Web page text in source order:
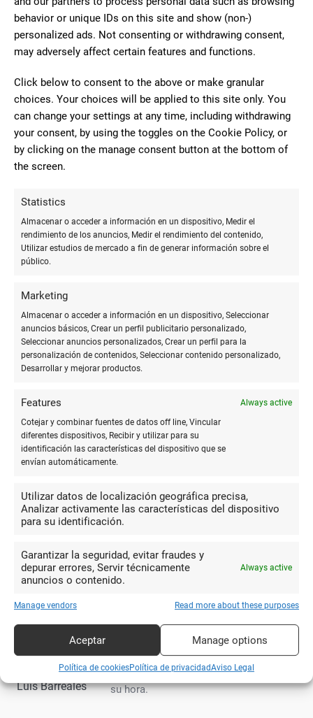
behavior or unique IDs on this site and show (non-)
personalized ads. Not consenting or withdrawing consent,
may adversely affect certain features and functions.
Click below to consent to the above or make granular
choices. Your choices will be applied to this site only. You
can change your settings at any time, including withdrawing
your consent, by using the toggles on the Cookie Policy, or
by clicking on the manage consent button at the bottom of
the screen.
Statistics
Almacenar o acceder a información en un dispositivo, Medir el
rendimiento de los anuncios, Medir el rendimiento del contenido,
Utilizar estudios de mercado a fin de generar información sobre el
público.
Marketing
Almacenar o acceder a información en un dispositivo, Seleccionar
anuncios básicos, Crear un perfil publicitario personalizado,
Seleccionar anuncios personalizados, Crear un perfil para la
personalización de contenidos, Seleccionar contenido personalizado,
Desarrollar y mejorar productos.
Features
Always active
Cotejar y combinar fuentes de datos off line, Vincular
diferentes dispositivos, Recibir y utilizar para su
identificación las características del dispositivo que se
envían automáticamente.
Utilizar datos de localización geográfica precisa,
Analizar activamente las características del dispositivo
para su identificación.
Garantizar la seguridad, evitar fraudes y
depurar errores, Servir técnicamente
anuncios o contenido.
Always active
Manage vendors Read more about these purposes
Aceptar Manage options
Política de cookiesPolítica de privacidadAviso Legal
Dani Benitez
aquí y estoy muy contento. El
dependiente que te atiende es súper
agradable y no tarda nada en coger tu
paquete. Muy recomendado y es de agradecer personas asi
de cara al público que Sean majas.
Akira Body Art
Me gusta mucho…,., recojo hay
todos mis paquetes el chico súper majo
Teruyo Meguro
El trato es espectacular, el chico
es majísimo.
Simplemente FANTÁSTICO. El
chico es majísimo, sin duda, mi
Isabel
No te cogen el teléfono
Luis Barreales
Ni una sola vez, da igual el día o la
época del año en los que vayas, abre a
su hora.